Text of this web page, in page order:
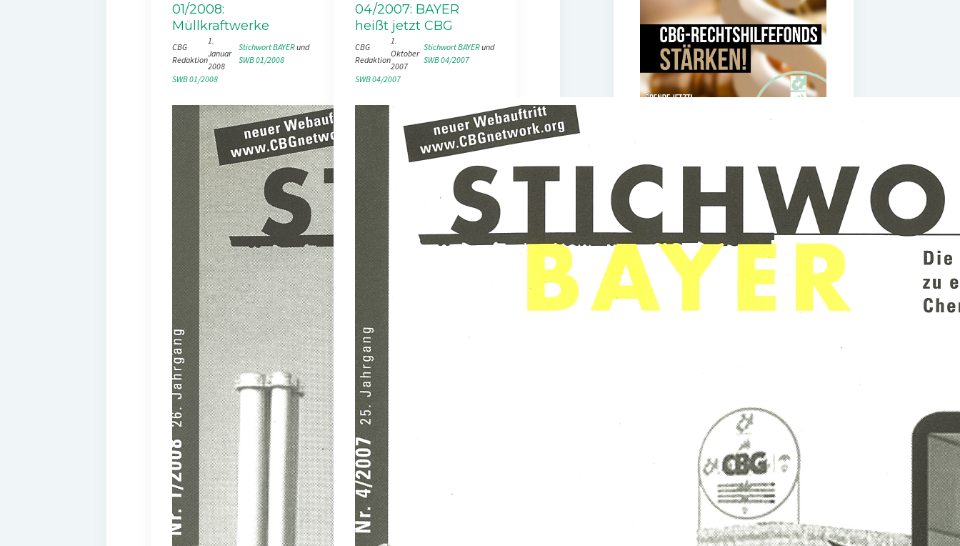
01/2008:
Müllkraftwerke
CBG
Redaktion
1.
Januar
2008
Stichwort BAYER
und
SWB 01/2008
SWB 01/2008
04/2007: BAYER
heißt jetzt CBG
CBG
Redaktion
1.
Oktober
2007
Stichwort BAYER
und
SWB 04/2007
SWB 04/2007